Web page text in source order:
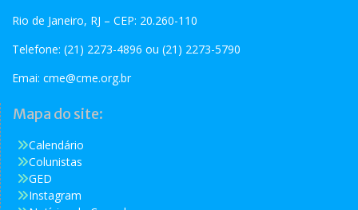
Rio de Janeiro, RJ – CEP: 20.260-110
Telefone: (21) 2273-4896 ou (21) 2273-5790
Emai: cme@cme.org.br
Mapa do site:
Calendário
Colunistas
GED
Instagram